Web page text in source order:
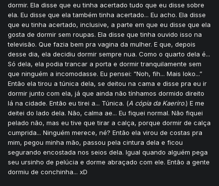
dormir. Ela disse que eu tinha acertado tudo que eu disse sobre
ela. Eu disse que ela também tinha acertado... Eu acho. Ela disse
que eu tinha acertado, inclusive, a parte em que eu disse que ela
gosta de dormir sem roupas. Ela disse que tinha ouvido isso na
televisão. Que fazia bem pra vagina da mulher. E que, depois
desse dia, ela decidiu dormir sempre nua. Como o quarto dela é...
Só dela, ela podia trancar a porta e dormir tranquilamente sem
que ninguém a incomodasse. Eu pensei: “Noh, fih... Mais loko...”
Então ela tirou a túnica dela, se deitou na cama e disse pra eu ir
dormir junto com ela, já que ainda não tínhamos dormido direito
lá na cidade. Então eu tirei a... Túnica. (A cópia da Kaeriro.) E me
deitei do lado dela. Não, calma ae... Eu fiquei normal. Não fiquei
pelado não, mas eu tive que tirar a calça, porque dormir de calça
cumprida... Ninguém merece, né? Então ela virou de costas pra
mim, pegou minha mão, passou pela cintura dela e ficou
segurando encostada nos seios dela. Igual quando alguém pega
seu ursinho de pelúcia e dorme abraçado com ele. Então a gente
dormiu de conchinha... xD